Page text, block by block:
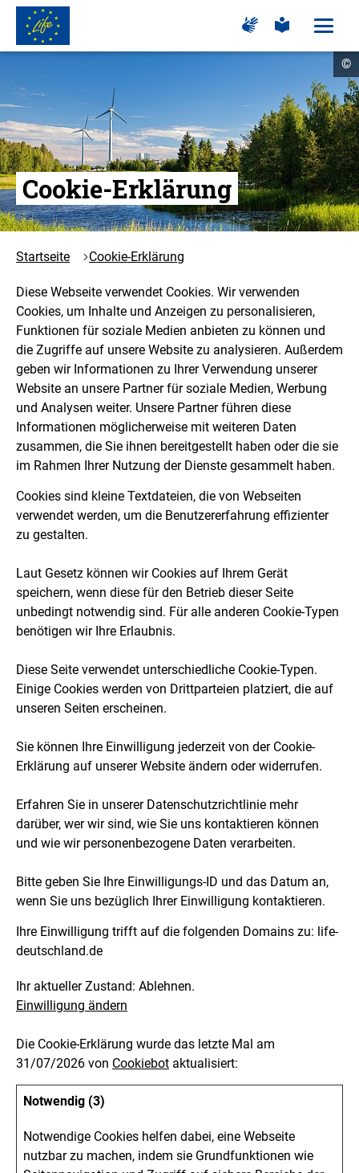
Zum
Hauptinhalt
springen
Logo
-
Zur
Startseite
Zur
Seite
Gebärdensprache
Zur
Seite
leichte
Menü
Cookie-Erklärung
©
Startseite Cookie-Erklärung
Diese Webseite verwendet Cookies. Wir verwenden
Cookies, um Inhalte und Anzeigen zu personalisieren,
Funktionen für soziale Medien anbieten zu können und
die Zugriffe auf unsere Website zu analysieren. Außerdem
geben wir Informationen zu Ihrer Verwendung unserer
Website an unsere Partner für soziale Medien, Werbung
und Analysen weiter. Unsere Partner führen diese
Informationen möglicherweise mit weiteren Daten
zusammen, die Sie ihnen bereitgestellt haben oder die sie
im Rahmen Ihrer Nutzung der Dienste gesammelt haben.
Cookies sind kleine Textdateien, die von Webseiten
verwendet werden, um die Benutzererfahrung effizienter
zu gestalten.
Laut Gesetz können wir Cookies auf Ihrem Gerät
speichern, wenn diese für den Betrieb dieser Seite
unbedingt notwendig sind. Für alle anderen Cookie-Typen
benötigen wir Ihre Erlaubnis.
Diese Seite verwendet unterschiedliche Cookie-Typen.
Einige Cookies werden von Drittparteien platziert, die auf
unseren Seiten erscheinen.
Sie können Ihre Einwilligung jederzeit von der Cookie-
Erklärung auf unserer Website ändern oder widerrufen.
Erfahren Sie in unserer Datenschutzrichtlinie mehr
darüber, wer wir sind, wie Sie uns kontaktieren können
und wie wir personenbezogene Daten verarbeiten.
Bitte geben Sie Ihre Einwilligungs-ID und das Datum an,
wenn Sie uns bezüglich Ihrer Einwilligung kontaktieren.
Ihre Einwilligung trifft auf die folgenden Domains zu: life-
deutschland.de
Ihr aktueller Zustand: Ablehnen.
Einwilligung ändern
Die Cookie-Erklärung wurde das letzte Mal am
31/07/2026 von Cookiebot aktualisiert:
Notwendig (3)
Notwendige Cookies helfen dabei, eine Webseite
nutzbar zu machen, indem sie Grundfunktionen wie